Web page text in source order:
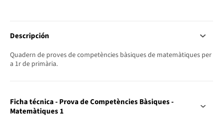
Descripción
Quadern de proves de competències bàsiques de matemàtiques per
a 1r de primària.
Ficha técnica - Prova de Competències Bàsiques -
Matemàtiques 1